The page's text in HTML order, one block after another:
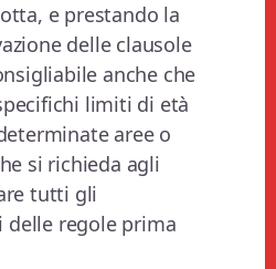
e prestando la
delle clausole
anche che
limiti di età
aree o
si richieda agli
tutti gli
delle regole prima